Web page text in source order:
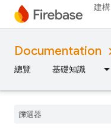
建構
Documentation
總覽 基礎知識